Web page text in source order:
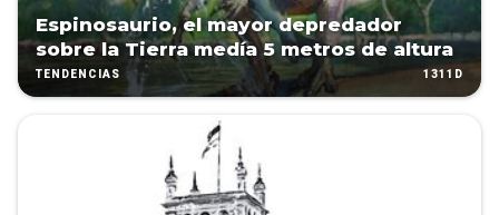
Espinosaurio, el mayor depredador
sobre la Tierra medía 5 metros de altura
TENDENCIAS 1311D